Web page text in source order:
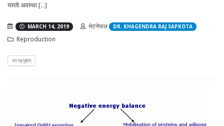
यस्तो अवस्था [...]
MARCH 14, 2019 भेटनेपाल DR. KHAGENDRA RAJ SAPKOTA
Reproduction
थप पढ्नुहोस्